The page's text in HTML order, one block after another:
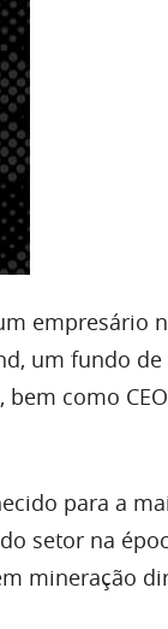
empresário
um fundo de
como
para a
setor na
mineração